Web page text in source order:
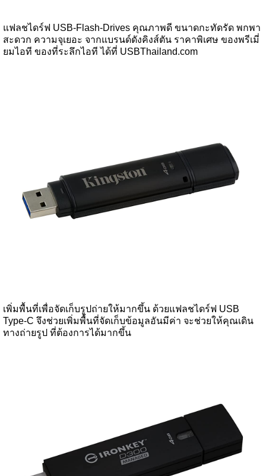
แฟลชไดร์ฟ USB-Flash-Drives คุณภาพดี ขนาดกะทัดรัด พกพา
สะดวก ความจุเยอะ จากแบรนด์ดังคิงส์ตัน ราคาพิเศษ ของพรีเมี่
ยมไอที ของที่ระลึกไอที ได้ที่ USBThailand.com
เพิ่มพื้นที่เพื่อจัดเก็บรูปถ่ายให้มากขึ้น ด้วยแฟลชไดร์ฟ USB
Type-C จึงช่วยเพิ่มพื้นที่จัดเก็บข้อมูลอันมีค่า จะช่วยให้คุณเดิน
ทางถ่ายรูป ที่ต้องการได้มากขึ้น